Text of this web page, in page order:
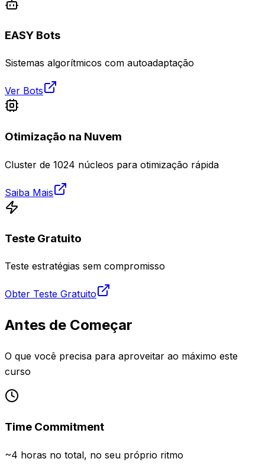
EASY Bots
Sistemas algorítmicos com autoadaptação
Ver Bots
Otimização na Nuvem
Cluster de 1024 núcleos para otimização rápida
Saiba Mais
Teste Gratuito
Teste estratégias sem compromisso
Obter Teste Gratuito
Antes de Começar
O que você precisa para aproveitar ao máximo este
curso
Time Commitment
~4 horas no total, no seu próprio ritmo